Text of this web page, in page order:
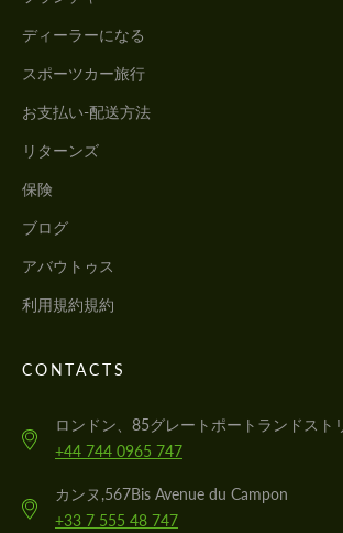
ディーラーになる
スポーツカー旅行
お支払い-配送方法
リターンズ
保険
ブログ
アバウトゥス
利用規約規約
CONTACTS
ロンドン、85グレートポートランドスト
+44 744 0965 747
カンヌ,567Bis Avenue du Campon
+33 7 555 48 747